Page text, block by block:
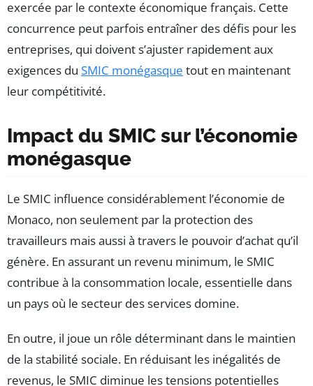
exercée par le contexte économique français. Cette
concurrence peut parfois entraîner des défis pour les
entreprises, qui doivent s’ajuster rapidement aux
exigences du SMIC monégasque tout en maintenant
leur compétitivité.
Impact du SMIC sur l’économie
monégasque
Le SMIC influence considérablement l’économie de
Monaco, non seulement par la protection des
travailleurs mais aussi à travers le pouvoir d’achat qu’il
génère. En assurant un revenu minimum, le SMIC
contribue à la consommation locale, essentielle dans
un pays où le secteur des services domine.
En outre, il joue un rôle déterminant dans le maintien
de la stabilité sociale. En réduisant les inégalités de
revenus, le SMIC diminue les tensions potentielles